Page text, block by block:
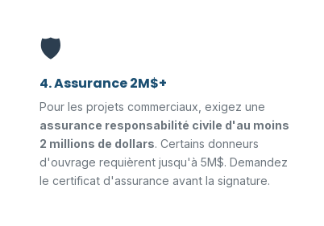
🛡️
4. Assurance 2M$+
Pour les projets commerciaux, exigez une
assurance responsabilité civile d'au moins
2 millions de dollars. Certains donneurs
d'ouvrage requièrent jusqu'à 5M$. Demandez
le certificat d'assurance avant la signature.